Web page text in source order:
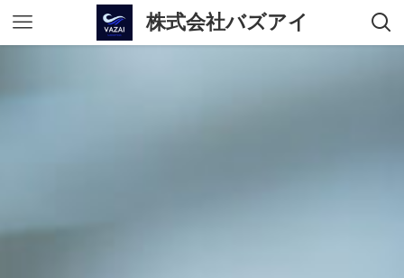
株式会社バズアイ